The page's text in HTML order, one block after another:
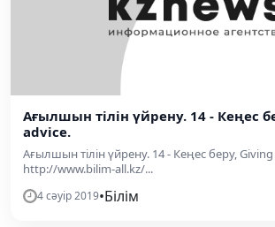
Ағылшын тілін үйрену. 14 - Кеңес
advice.
Ағылшын тілін үйрену. 14 - Кеңес беру,
http://www.bilim-all.kz/...
4 сәуір 2019•Білім